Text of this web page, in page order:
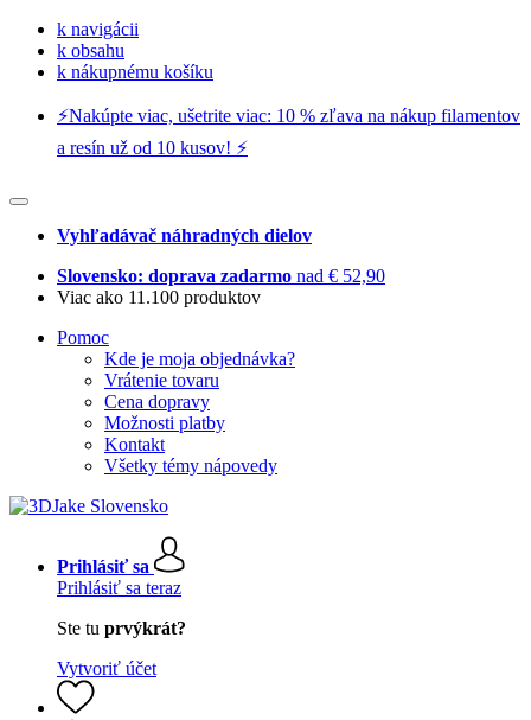
k navigácii
k obsahu
k nákupnému košíku
⚡️Nakúpte viac, ušetrite viac: 10 % zľava na nákup filamentov
a resín už od 10 kusov! ⚡️
Vyhľadávač náhradných dielov
Slovensko: doprava zadarmo nad € 52,90
Viac ako 11.100 produktov
Pomoc
Kde je moja objednávka?
Vrátenie tovaru
Cena dopravy
Možnosti platby
Kontakt
Všetky témy nápovedy
Prihlásiť sa
Prihlásiť sa teraz
Ste tu prvýkrát?
Vytvoriť účet